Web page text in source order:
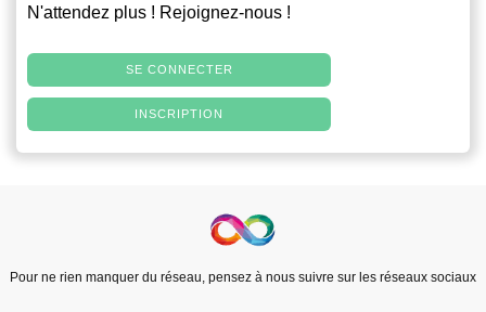
N'attendez plus ! Rejoignez-nous !
SE CONNECTER
INSCRIPTION
Pour ne rien manquer du réseau, pensez à nous suivre sur les réseaux sociaux